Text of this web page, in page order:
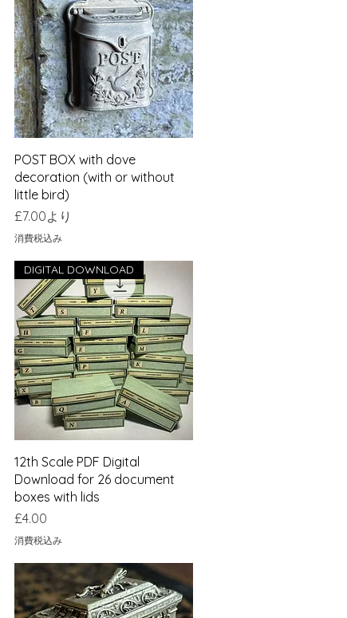
クイックビュー
POST BOX with dove
decoration (with or without
little bird)
£7.00より
セール価格
消費税込み
クイックビュー
DIGITAL DOWNLOAD
12th Scale PDF Digital
Download for 26 document
boxes with lids
価格
£4.00
消費税込み